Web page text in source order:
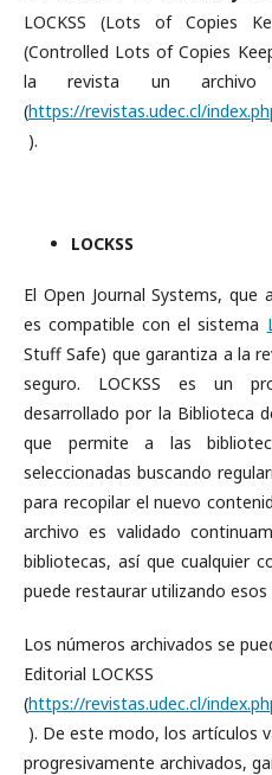
LOCKSS (Lots of Copies
(Controlled Lots of Copies
la revista un archivo
(https://revistas.udec.cl/
).
LOCKSS
El Open Journal Systems, que
es compatible con el sistema
Stuff Safe) que garantiza a la
seguro. LOCKSS es un
desarrollado por la Biblioteca
que permite a las
seleccionadas buscando
para recopilar el nuevo
archivo es validado
bibliotecas, así que cualquier
puede restaurar utilizando
Los números archivados se
Editorial LOCKSS
(https://revistas.udec.cl/
). De este modo, los artículos
progresivamente archivados,